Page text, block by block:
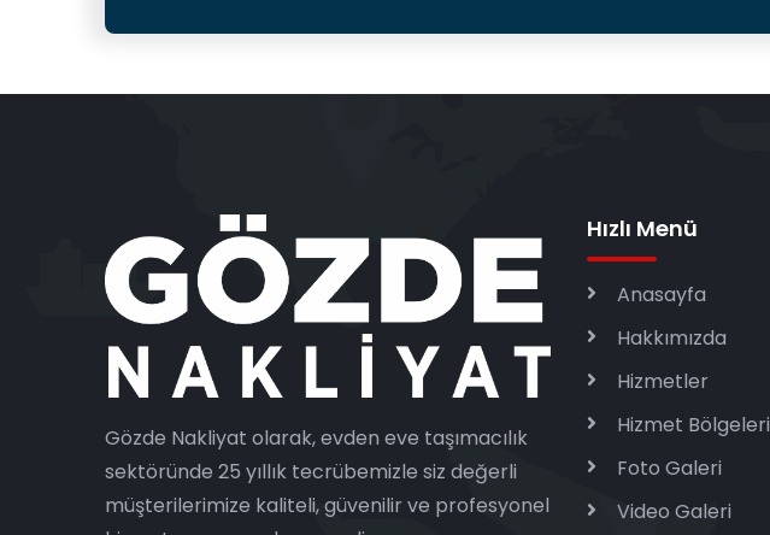
Gözde Nakliyat olarak, evden eve taşımacılık
sektöründe 25 yıllık tecrübemizle siz değerli
müşterilerimize kaliteli, güvenilir ve profesyonel
Hızlı Menü
Anasayfa
Hakkımızda
Hizmetler
Hizmet Bölgeleri
Foto Galeri
Video Galeri